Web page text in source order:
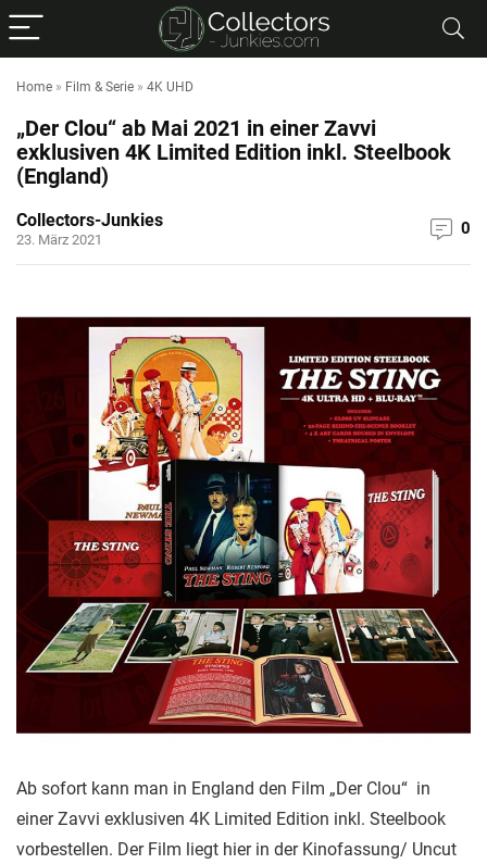
Home » Film & Serie » 4K UHD
„Der Clou“ ab Mai 2021 in einer Zavvi
exklusiven 4K Limited Edition inkl. Steelbook
(England)
Collectors-Junkies
23. März 2021
0
Ab sofort kann man in England den Film „Der Clou“ in
einer Zavvi exklusiven 4K Limited Edition inkl. Steelbook
vorbestellen. Der Film liegt hier in der Kinofassung/ Uncut